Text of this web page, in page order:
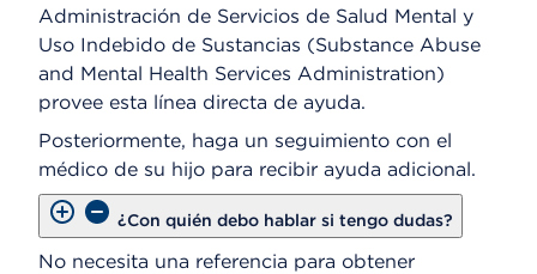
Administración de Servicios de Salud Mental y
Uso Indebido de Sustancias (Substance Abuse
and Mental Health Services Administration)
provee esta línea directa de ayuda.
Posteriormente, haga un seguimiento con el
médico de su hijo para recibir ayuda adicional.
¿Con quién debo hablar si tengo dudas?
No necesita una referencia para obtener